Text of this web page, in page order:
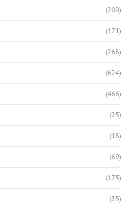
(200)
(171)
(268)
(624)
(466)
(25)
(18)
(69)
(175)
(35)